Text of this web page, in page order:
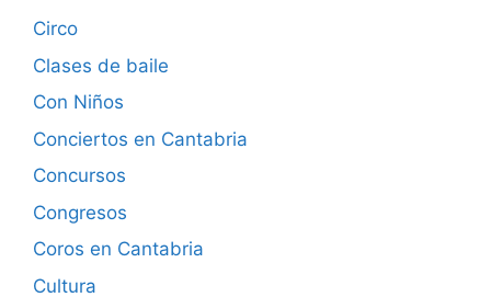
Circo
Clases de baile
Con Niños
Conciertos en Cantabria
Concursos
Congresos
Coros en Cantabria
Cultura